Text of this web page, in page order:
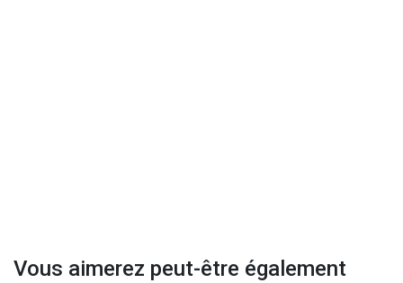
Vous aimerez peut-être également